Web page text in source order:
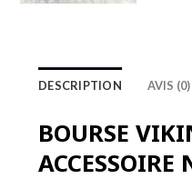
DESCRIPTION AVIS (0)
BOURSE